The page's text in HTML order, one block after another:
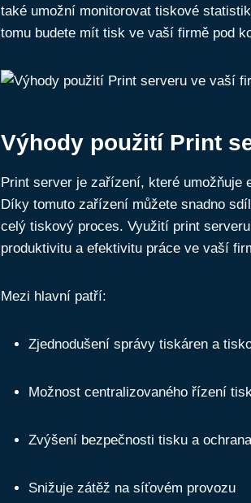
také umožní monitorovat tiskové
tomu budete mít tisk ve vaší firmě pod
Výhody použití Print
Print server je zařízení, které
Díky tomuto zařízení můžete snadno
celý tiskový proces. Využití print
produktivitu a efektivitu práce ve vaší
Mezi hlavní patří:
Zjednodušení správy tiskáren a
Možnost centralizovaného řízení
Zvýšení bezpečnosti tisku a
Snižuje zátěž na síťovém provozu